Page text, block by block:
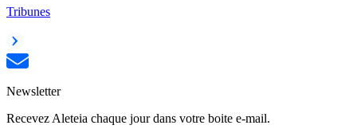
Tribunes
Newsletter
Recevez Aleteia chaque jour dans votre boite e-mail.